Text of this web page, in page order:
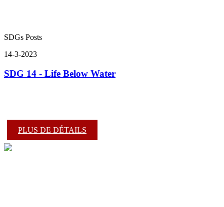
SDGs Posts
14-3-2023
SDG 14 - Life Below Water
PLUS DE DÉTAILS